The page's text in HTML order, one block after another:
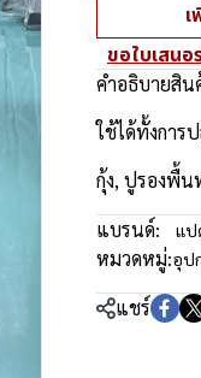
ขอใบเสนอ
คำอธิบายสิ
ใช้ได้ทั้งการ
กุ้ง, ปูรองพื้
แบรนด์:
แป
หมวดหมู่:อุป
แชร์